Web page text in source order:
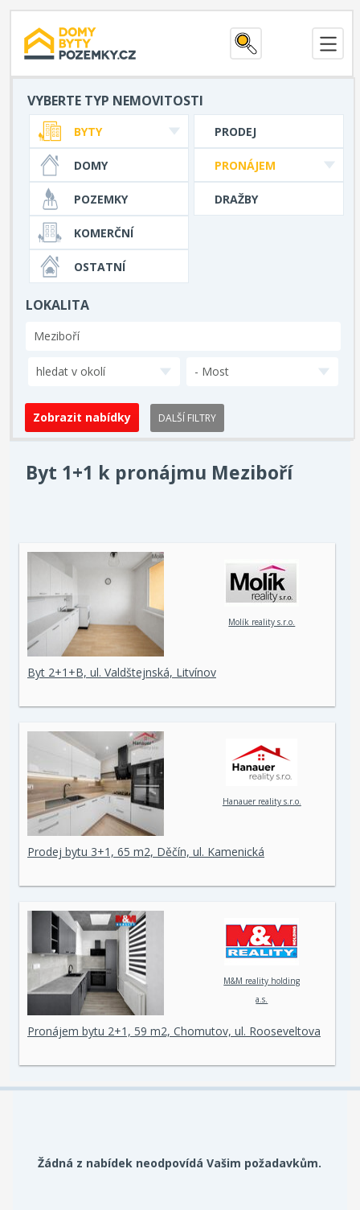
VYBERTE TYP NEMOVITOSTI
PRODEJ
PRONÁJEM
DRAŽBY
BYTY
DOMY
POZEMKY
KOMERČNÍ
OSTATNÍ
LOKALITA
hledat v okolí - Most
DALŠÍ FILTRY
Byt 1+1 k pronájmu Meziboří
Molík reality s.r.o.
Byt 2+1+B, ul. Valdštejnská, Litvínov
Hanauer reality s.r.o.
Prodej bytu 3+1, 65 m2, Děčín, ul. Kamenická
M&M reality holding
a.s.
Pronájem bytu 2+1, 59 m2, Chomutov, ul. Rooseveltova
Žádná z nabídek neodpovídá Vašim požadavkům.